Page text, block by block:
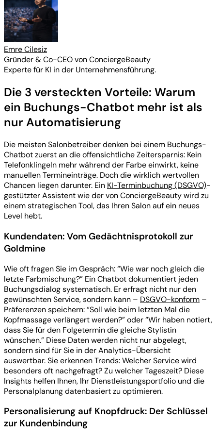
Emre Cilesiz
Gründer & Co-CEO von ConciergeBeauty
Experte für KI in der Unternehmensführung.
Die 3 versteckten Vorteile: Warum
ein Buchungs-Chatbot mehr ist als
nur Automatisierung
Die meisten Salonbetreiber denken bei einem Buchungs-
Chatbot zuerst an die offensichtliche Zeitersparnis: Kein
Telefonklingeln mehr während der Farbe einwirkt, keine
manuellen Termineinträge. Doch die wirklich wertvollen
Chancen liegen darunter. Ein KI-Terminbuchung (DSGVO)-
gestützter Assistent wie der von ConciergeBeauty wird zu
einem strategischen Tool, das Ihren Salon auf ein neues
Level hebt.
Kundendaten: Vom Gedächtnisprotokoll zur
Goldmine
Wie oft fragen Sie im Gespräch: “Wie war noch gleich die
letzte Farbmischung?” Ein Chatbot dokumentiert jeden
Buchungsdialog systematisch. Er erfragt nicht nur den
gewünschten Service, sondern kann – DSGVO-konform –
Präferenzen speichern: “Soll wie beim letzten Mal die
Kopfmassage verlängert werden?” oder “Wir haben notiert,
dass Sie für den Folgetermin die gleiche Stylistin
wünschen.” Diese Daten werden nicht nur abgelegt,
sondern sind für Sie in der Analytics-Übersicht
auswertbar. Sie erkennen Trends: Welcher Service wird
besonders oft nachgefragt? Zu welcher Tageszeit? Diese
Insights helfen Ihnen, Ihr Dienstleistungsportfolio und die
Personalplanung datenbasiert zu optimieren.
Personalisierung auf Knopfdruck: Der Schlüssel
zur Kundenbindung